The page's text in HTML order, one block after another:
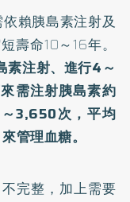
賴胰島素注射及
壽命10～16年。
素注射、進行4～
需注射胰島素約
3,650次，平均
管理血糖。
完整，加上需要